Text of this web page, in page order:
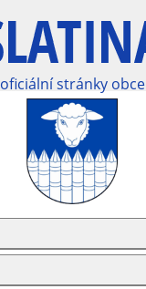
oficiální stránky obce